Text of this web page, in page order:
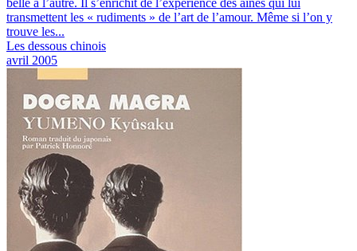
belle à l’autre. Il s’enrichit de l’expérience des aînés qui lui
transmettent les « rudiments » de l’art de l’amour. Même si l’on y
trouve les...
Les dessous chinois
avril 2005